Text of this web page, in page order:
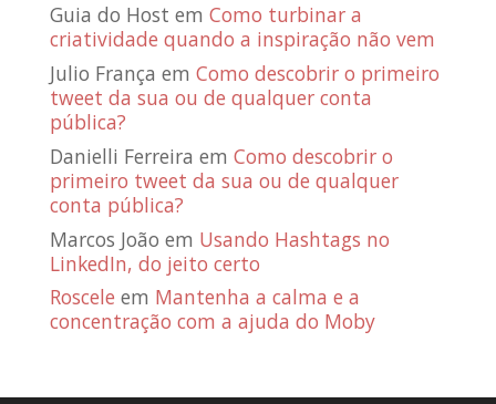
Guia do Host em Como turbinar a
criatividade quando a inspiração não vem
Julio França em Como descobrir o primeiro
tweet da sua ou de qualquer conta
pública?
Danielli Ferreira em Como descobrir o
primeiro tweet da sua ou de qualquer
conta pública?
Marcos João em Usando Hashtags no
LinkedIn, do jeito certo
Roscele em Mantenha a calma e a
concentração com a ajuda do Moby